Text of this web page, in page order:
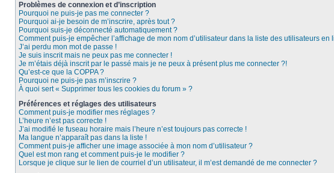
Problèmes de connexion et d’inscription
Pourquoi ne puis-je pas me connecter ?
Pourquoi ai-je besoin de m’inscrire, après tout ?
Pourquoi suis-je déconnecté automatiquement ?
Comment puis-je empêcher l’affichage de mon nom d’utilisateur dans la liste des utilisateurs en
J’ai perdu mon mot de passe !
Je suis inscrit mais ne peux pas me connecter !
Je m’étais déjà inscrit par le passé mais je ne peux à présent plus me connecter ?!
Qu’est-ce que la COPPA ?
Pourquoi ne puis-je pas m’inscrire ?
À quoi sert « Supprimer tous les cookies du forum » ?
Préférences et réglages des utilisateurs
Comment puis-je modifier mes réglages ?
L’heure n’est pas correcte !
J’ai modifié le fuseau horaire mais l’heure n’est toujours pas correcte !
Ma langue n’apparaît pas dans la liste !
Comment puis-je afficher une image associée à mon nom d’utilisateur ?
Quel est mon rang et comment puis-je le modifier ?
Lorsque je clique sur le lien de courriel d’un utilisateur, il m’est demandé de me connecter ?